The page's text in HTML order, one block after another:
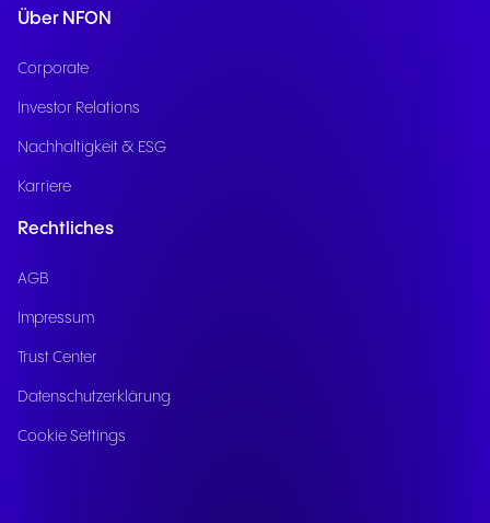
Über NFON
Corporate
Investor Relations
Nachhaltigkeit & ESG
Karriere
Rechtliches
AGB
Impressum
Trust Center
Datenschutzerklärung
Cookie Settings